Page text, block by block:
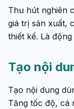
Thu hút nghiên
giá trị sản xuất,
thiết kế. Là
Tạo nội
Tạo nội dung
Tăng tốc độ, cá